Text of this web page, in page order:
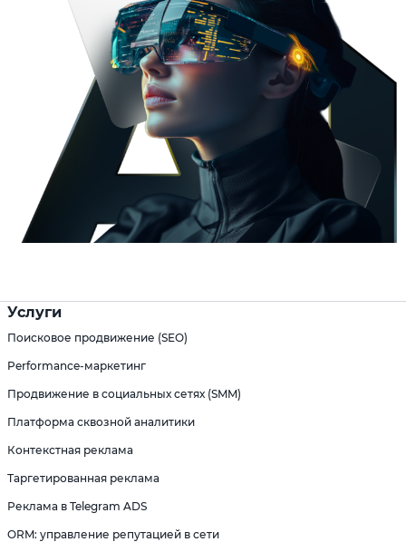
Услуги
Поисковое продвижение (SEO)
Performance-маркетинг
Продвижение в социальных сетях (SMM)
Платформа сквозной аналитики
Контекстная реклама
Таргетированная реклама
Реклама в Telegram ADS
ORM: управление репутацией в сети